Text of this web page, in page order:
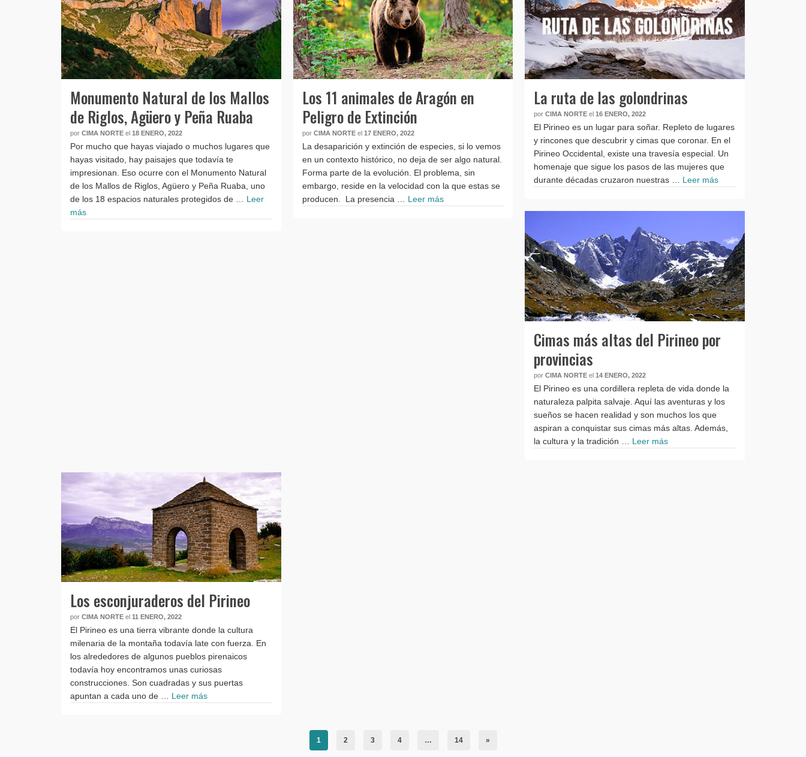
Monumento Natural de los Mallos
de Riglos, Agüero y Peña Ruaba
por CIMA NORTE el 18 ENERO, 2022
Por mucho que hayas viajado o muchos lugares que
hayas visitado, hay paisajes que todavía te
impresionan. Eso ocurre con el Monumento Natural
de los Mallos de Riglos, Agüero y Peña Ruaba, uno
de los 18 espacios naturales protegidos de … Leer
más
Los 11 animales de Aragón en
Peligro de Extinción
por CIMA NORTE el 17 ENERO, 2022
La desaparición y extinción de especies, si lo vemos
en un contexto histórico, no deja de ser algo natural.
Forma parte de la evolución. El problema, sin
embargo, reside en la velocidad con la que estas se
producen. La presencia … Leer más
La ruta de las golondrinas
porCIMA NORTE el16 ENERO, 2022
El Pirineo es un lugar para soñar. Repleto de lugares
y rincones que descubrir y cimas que coronar. En el
Pirineo Occidental, existe una travesía especial. Un
homenaje que sigue los pasos de las mujeres que
durante décadas cruzaron nuestras … Leer más
Cimas más altas del Pirineo por
provincias
porCIMA NORTE el14 ENERO, 2022
El Pirineo es una cordillera repleta de vida donde la
naturaleza palpita salvaje. Aquí las aventuras y los
sueños se hacen realidad y son muchos los que
aspiran a conquistar sus cimas más altas. Además,
la cultura y la tradición … Leer más
Los esconjuraderos del Pirineo
por CIMA NORTE el 11 ENERO, 2022
El Pirineo es una tierra vibrante donde la cultura
milenaria de la montaña todavía late con fuerza. En
los alrededores de algunos pueblos pirenaicos
todavía hoy encontramos unas curiosas
construcciones. Son cuadradas y sus puertas
apuntan a cada uno de … Leer más
1 2 3 4 … 14 »